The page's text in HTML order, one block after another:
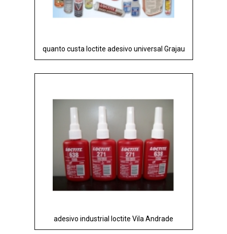
quanto custa loctite adesivo universal Grajau
adesivo industrial loctite Vila Andrade